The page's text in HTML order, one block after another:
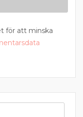
för att minska